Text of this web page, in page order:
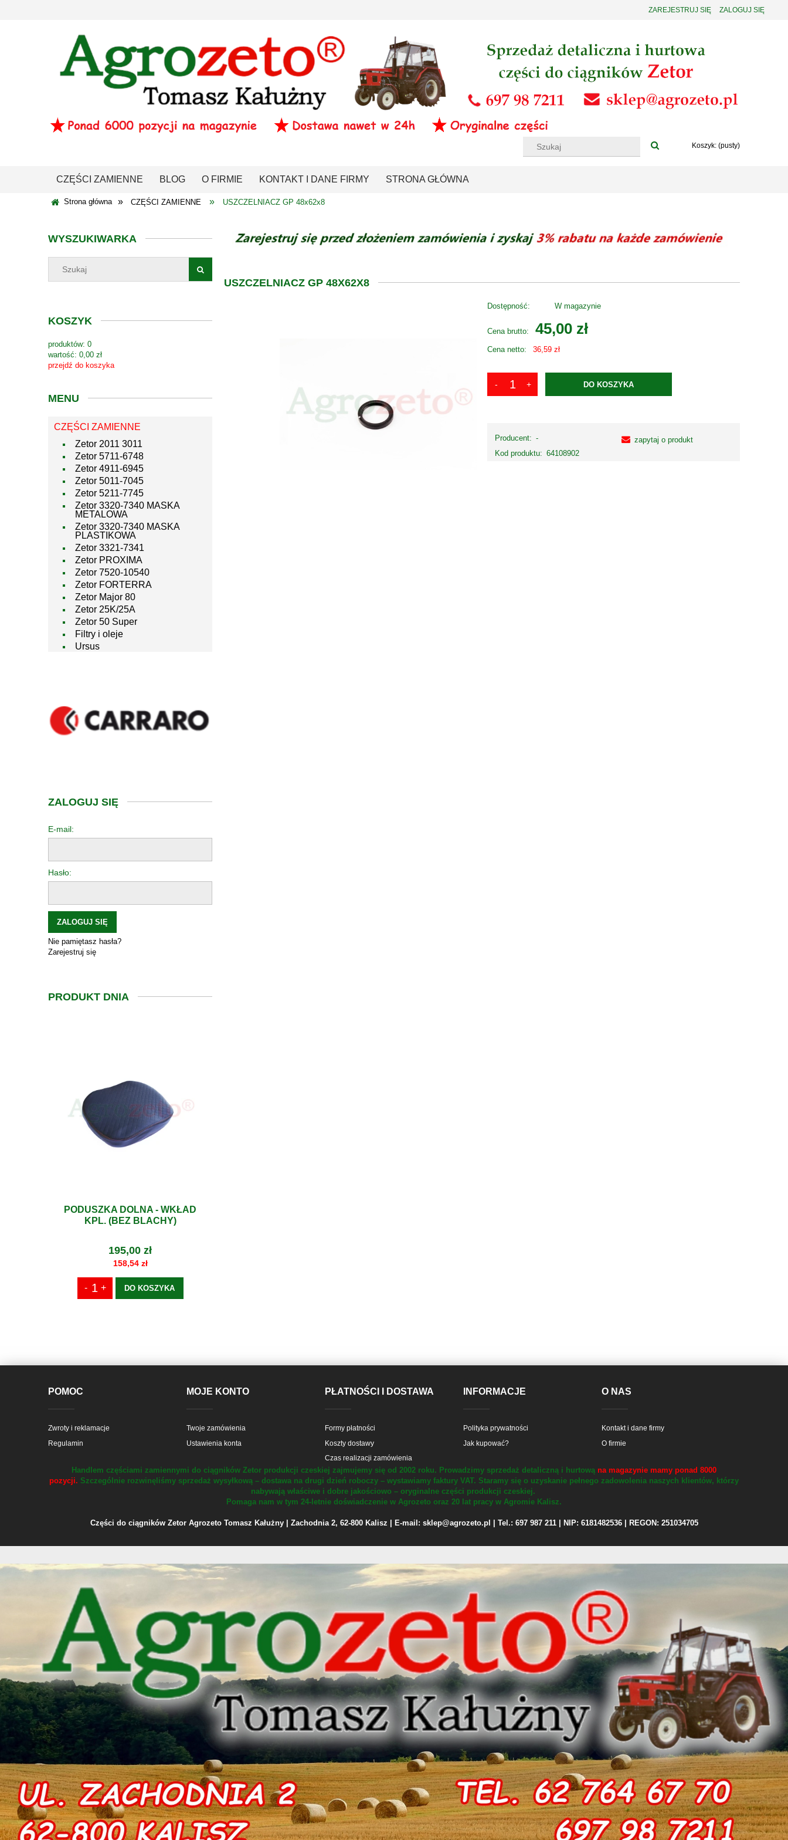
ZAREJESTRUJ SIĘ ZALOGUJ SIĘ
Koszyk: (pusty)
CZĘŚCI ZAMIENNE BLOG O FIRMIE KONTAKT I DANE FIRMY STRONA GŁÓWNA
Strona główna » CZĘŚCI ZAMIENNE » USZCZELNIACZ GP 48x62x8
WYSZUKIWARKA
KOSZYK
produktów: 0
wartość: 0,00 zł
przejdź do koszyka
MENU
CZĘŚCI ZAMIENNE
Zetor 2011 3011
Zetor 5711-6748
Zetor 4911-6945
Zetor 5011-7045
Zetor 5211-7745
Zetor 3320-7340 MASKA
METALOWA
Zetor 3320-7340 MASKA
PLASTIKOWA
Zetor 3321-7341
Zetor PROXIMA
Zetor 7520-10540
Zetor FORTERRA
Zetor Major 80
Zetor 25K/25A
Zetor 50 Super
Filtry i oleje
Ursus
ZALOGUJ SIĘ
E-mail:
Hasło:
ZALOGUJ SIĘ
Nie pamiętasz hasła?
Zarejestruj się
PRODUKT DNIA
PODUSZKA DOLNA - WKŁAD
KPL. (BEZ BLACHY)
195,00 zł
158,54 zł
DO KOSZYKA
USZCZELNIACZ GP 48X62X8
Dostępność: W magazynie
Cena brutto: 45,00 zł
Cena netto: 36,59 zł
DO KOSZYKA
Producent: -
Kod produktu: 64108902
zapytaj o produkt
POMOC
Zwroty i reklamacje
Regulamin
MOJE KONTO
Twoje zamówienia
Ustawienia konta
PŁATNOŚCI I DOSTAWA
Formy płatności
Koszty dostawy
Czas realizacji zamówienia
INFORMACJE
Polityka prywatności
Jak kupować?
O NAS
Kontakt i dane firmy
O firmie
Handlem częściami zamiennymi do ciągników Zetor produkcji czeskiej zajmujemy się od 2002 roku. Prowadzimy sprzedaż detaliczną i hurtową na magazynie mamy ponad 8000
pozycji. Szczególnie rozwinęliśmy sprzedaż wysyłkową – dostawa na drugi dzień roboczy – wystawiamy faktury VAT. Staramy się o uzyskanie pełnego zadowolenia naszych klientów, którzy
nabywają właściwe i dobre jakościowo – oryginalne części produkcji czeskiej.
Pomaga nam w tym 24-letnie doświadczenie w Agrozeto oraz 20 lat pracy w Agromie Kalisz.
Części do ciągników Zetor Agrozeto Tomasz Kałużny | Zachodnia 2, 62-800 Kalisz | E-mail: sklep@agrozeto.pl | Tel.: 697 987 211 | NIP: 6181482536 | REGON: 251034705